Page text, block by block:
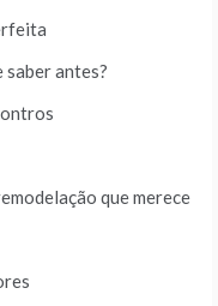
saber antes?
que merece